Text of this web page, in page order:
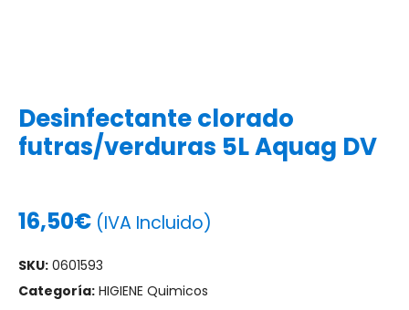
Desinfectante clorado
futras/verduras 5L Aquag DV
16,50€ (IVA Incluido)
SKU: 0601593
Categoría: HIGIENE Quimicos